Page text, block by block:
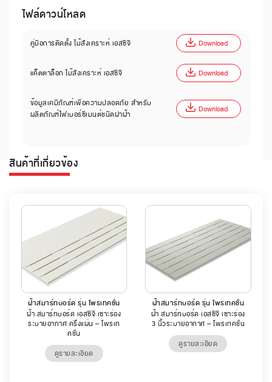
ไฟล์ดาวน์โหลด
คู่มือการติดตั้ง ไม้สังเคราะห์ เอสซีจี Download
แค็ตตาล็อก ไม้สังเคราะห์ เอสซีจี Download
ข้อมูลเคมีภัณฑ์เพื่อความปลอดภัย สำหรับ
ผลิตภัณฑ์ไฟเบอร์ซีเมนต์ชนิดฝาฝ้า
Download
สินค้าที่เกี่ยวข้อง
ฝ้าสมาร์ทบอร์ด รุ่น โพรเทคชั่น
ฝ้า สมาร์ทบอร์ด เอสซีจี เซาะร่อง
ระบายอากาศ ครึ่งแผ่น – โพรเท
คชั่น
ดูรายละเอียด
ฝ้าสมาร์ทบอร์ด รุ่น โพรเทคชั่น
ฝ้า สมาร์ทบอร์ด เอสซีจี เซาะร่อง
3 นิ้วระบายอากาศ – โพรเทคชั่น
ดูรายละเอียด